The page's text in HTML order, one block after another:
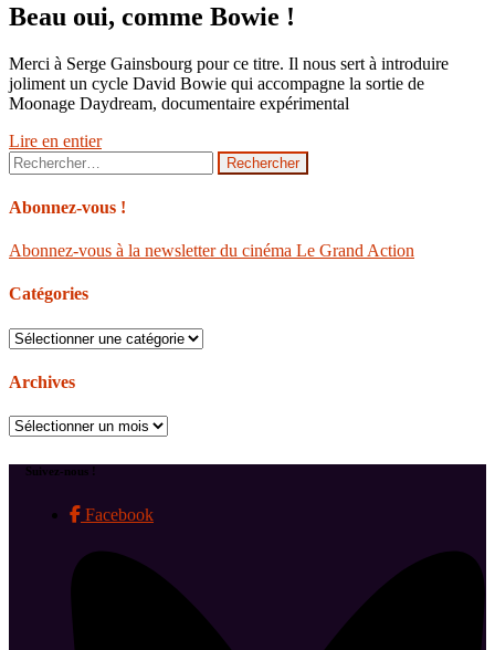
Beau oui, comme Bowie !
Merci à Serge Gainsbourg pour ce titre. Il nous sert à introduire
joliment un cycle David Bowie qui accompagne la sortie de
Moonage Daydream, documentaire expérimental
Lire en entier
Rechercher :
Abonnez-vous !
Abonnez-vous à la newsletter du cinéma Le Grand Action
Catégories
Catégories
Archives
Archives
Suivez-nous !
Facebook